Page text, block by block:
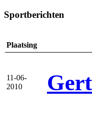
Sportberichten
Plaatsing
11-06-
2010